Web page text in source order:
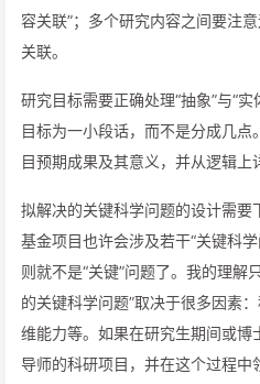
容关联”；多个研究内容之间要注
关联。
研究目标需要正确处理“抽象”与“
目标为一小段话，而不是分成几
目预期成果及其意义，并从逻辑上
拟解决的关键科学问题的设计需要
基金项目也许会涉及若干“关键科
则就不是“关键”问题了。我的理解
的关键科学问题”取决于很多因素
维能力等。如果在研究生期间或博
导师的科研项目，并在这个过程中